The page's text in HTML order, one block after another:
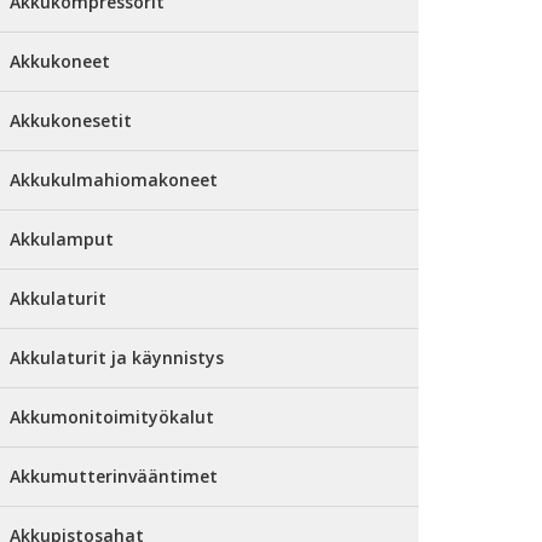
Akkukoneet
Akkukonesetit
Akkukulmahiomakoneet
Akkulamput
Akkulaturit
Akkulaturit ja käynnistys
Akkumonitoimityökalut
Akkumutterinvääntimet
Akkupistosahat